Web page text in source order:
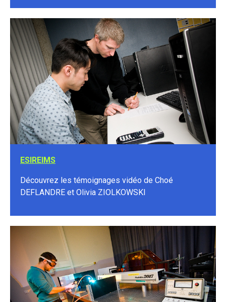
ESIREIMS
Découvrez les témoignages vidéo de Choé
DEFLANDRE et Olivia ZIOLKOWSKI